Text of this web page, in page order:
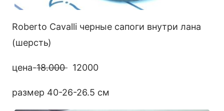
Roberto Cavalli черные сапоги внутри лана
(шерсть)
цена-18.000 12000
размер 40-26-26.5 см